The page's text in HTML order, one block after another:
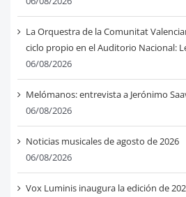
La Orquestra de la Comunitat
ciclo propio en el Auditorio Nacional:
06/08/2026
Melómanos: entrevista a Jerónimo
06/08/2026
Noticias musicales de agosto de 2026
06/08/2026
Vox Luminis inaugura la edición de